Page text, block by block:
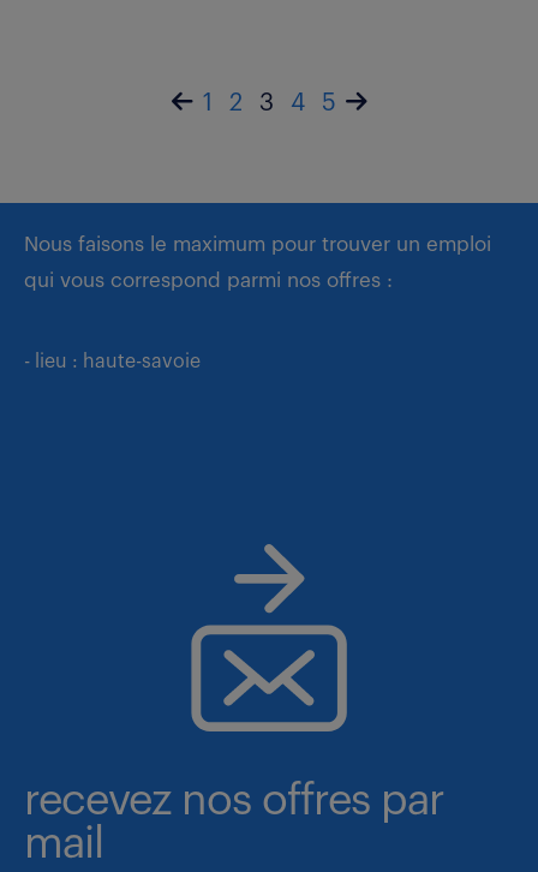
1 2 3 4 5
Nous faisons le maximum pour trouver un emploi
qui vous correspond parmi nos offres :
- lieu : haute-savoie
recevez nos offres par
mail